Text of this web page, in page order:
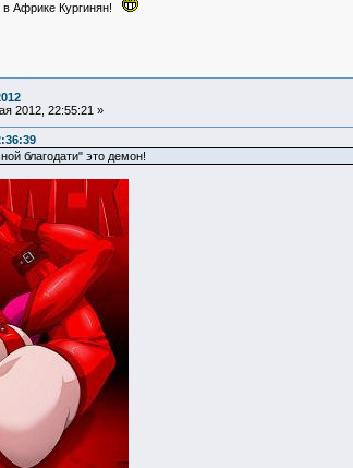
Кургинян!
2012, 22:55:21 »
благодати" это демон!